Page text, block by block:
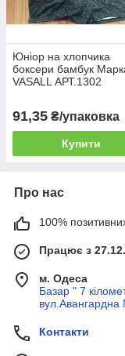
Юніор на хлопчика
боксери бамбук
VASALL АРТ.1302
91,35 ₴/упаковка
Купити
Про нас
100% позитивних
Працює з
м. Одеса
Базар " 7
Контакти